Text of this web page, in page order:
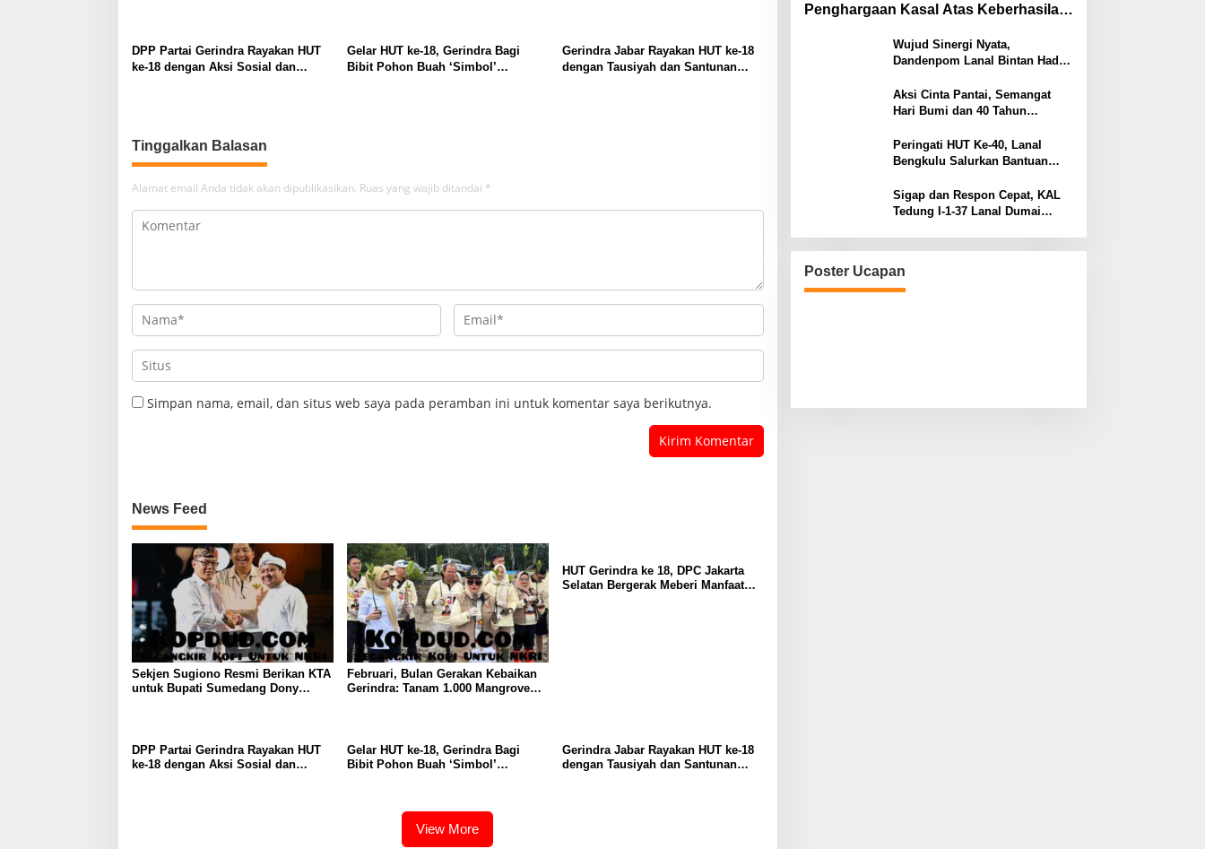
DPP Partai Gerindra Rayakan HUT
ke-18 dengan Aksi Sosial dan
Gelar HUT ke-18, Gerindra Bagi
Bibit Pohon Buah ‘Simbol’
Gerindra Jabar Rayakan HUT ke-18
dengan Tausiyah dan Santunan
Tinggalkan Balasan
Alamat email Anda tidak akan dipublikasikan. Ruas yang wajib ditandai *
Simpan nama, email, dan situs web saya pada peramban ini untuk komentar saya berikutnya.
News Feed
Sekjen Sugiono Resmi Berikan KTA
untuk Bupati Sumedang Dony
Februari, Bulan Gerakan Kebaikan
Gerindra: Tanam 1.000 Mangrove
HUT Gerindra ke 18, DPC Jakarta
Selatan Bergerak Meberi Manfaat
DPP Partai Gerindra Rayakan HUT
ke-18 dengan Aksi Sosial dan
Gelar HUT ke-18, Gerindra Bagi
Bibit Pohon Buah ‘Simbol’
Gerindra Jabar Rayakan HUT ke-18
dengan Tausiyah dan Santunan
View More
Penghargaan Kasal Atas Keberhasilan
Wujud Sinergi Nyata,
Dandenpom Lanal Bintan Hadiri
Tanjungpinang
Aksi Cinta Pantai, Semangat
Hari Bumi dan 40 Tahun
Peringati HUT Ke-40, Lanal
Bengkulu Salurkan Bantuan
Sigap dan Respon Cepat, KAL
Tedung I-1-37 Lanal Dumai
Poster Ucapan